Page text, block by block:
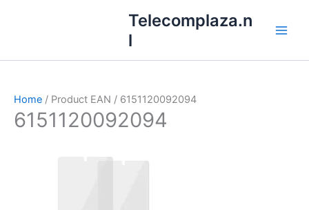
inhoud
Telecomplaza.n
l
Home / Product EAN / 6151120092094
6151120092094